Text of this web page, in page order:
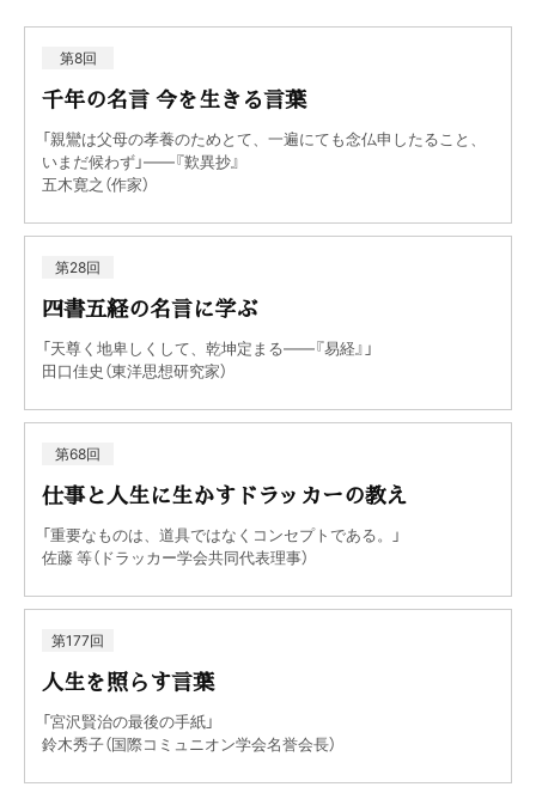
第8回
千年の名言 今を生きる言葉
「親鸞は父母の孝養のためとて、一遍にても念仏申したること、
いまだ候わず」――『歎異抄』
五木寛之（作家）
第28回
四書五経の名言に学ぶ
「天尊く地卑しくして、乾坤定まる――『易経』」
田口佳史（東洋思想研究家）
第68回
仕事と人生に生かすドラッカーの教え
「重要なものは、道具ではなくコンセプトである。」
佐藤 等（ドラッカー学会共同代表理事）
第177回
人生を照らす言葉
「宮沢賢治の最後の手紙」
鈴木秀子（国際コミュニオン学会名誉会長）